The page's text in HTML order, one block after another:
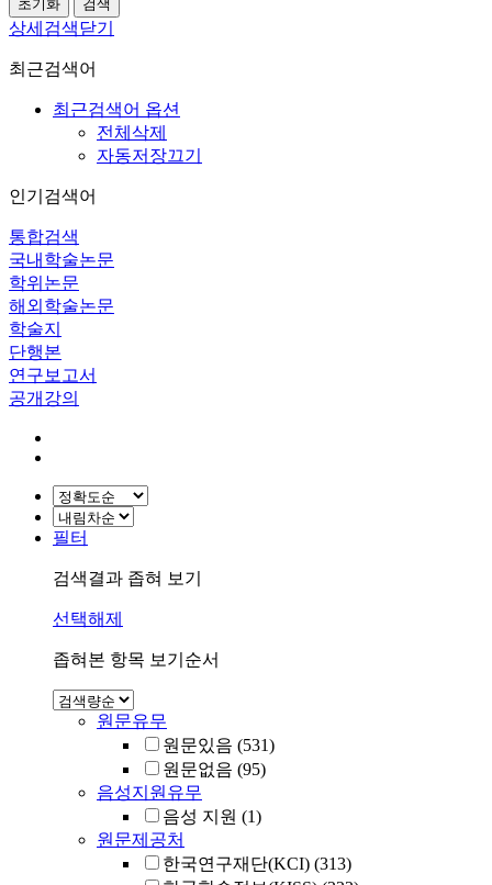
상세검색닫기
최근검색어
최근검색어 옵션
전체삭제
자동저장끄기
인기검색어
통합검색
국내학술논문
학위논문
해외학술논문
학술지
단행본
연구보고서
공개강의
필터
검색결과 좁혀 보기
선택해제
좁혀본 항목 보기순서
원문유무
원문있음 (531)
원문없음 (95)
음성지원유무
음성 지원 (1)
원문제공처
한국연구재단(KCI) (313)